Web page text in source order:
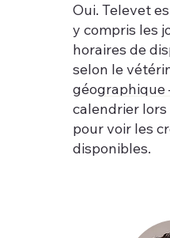
Oui. Televet
y compris les
horaires de
selon le
calendrier
pour voir les
disponibles.